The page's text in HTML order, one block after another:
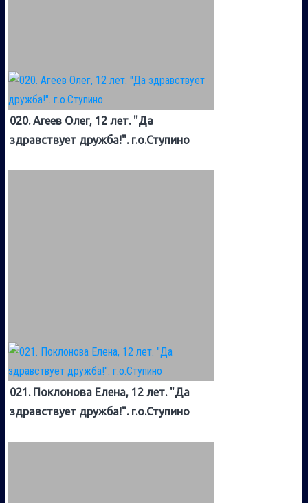
020. Агеев Олег, 12 лет. "Да
здравствует дружба!". г.о.Ступино
021. Поклонова Елена, 12 лет. "Да
здравствует дружба!". г.о.Ступино